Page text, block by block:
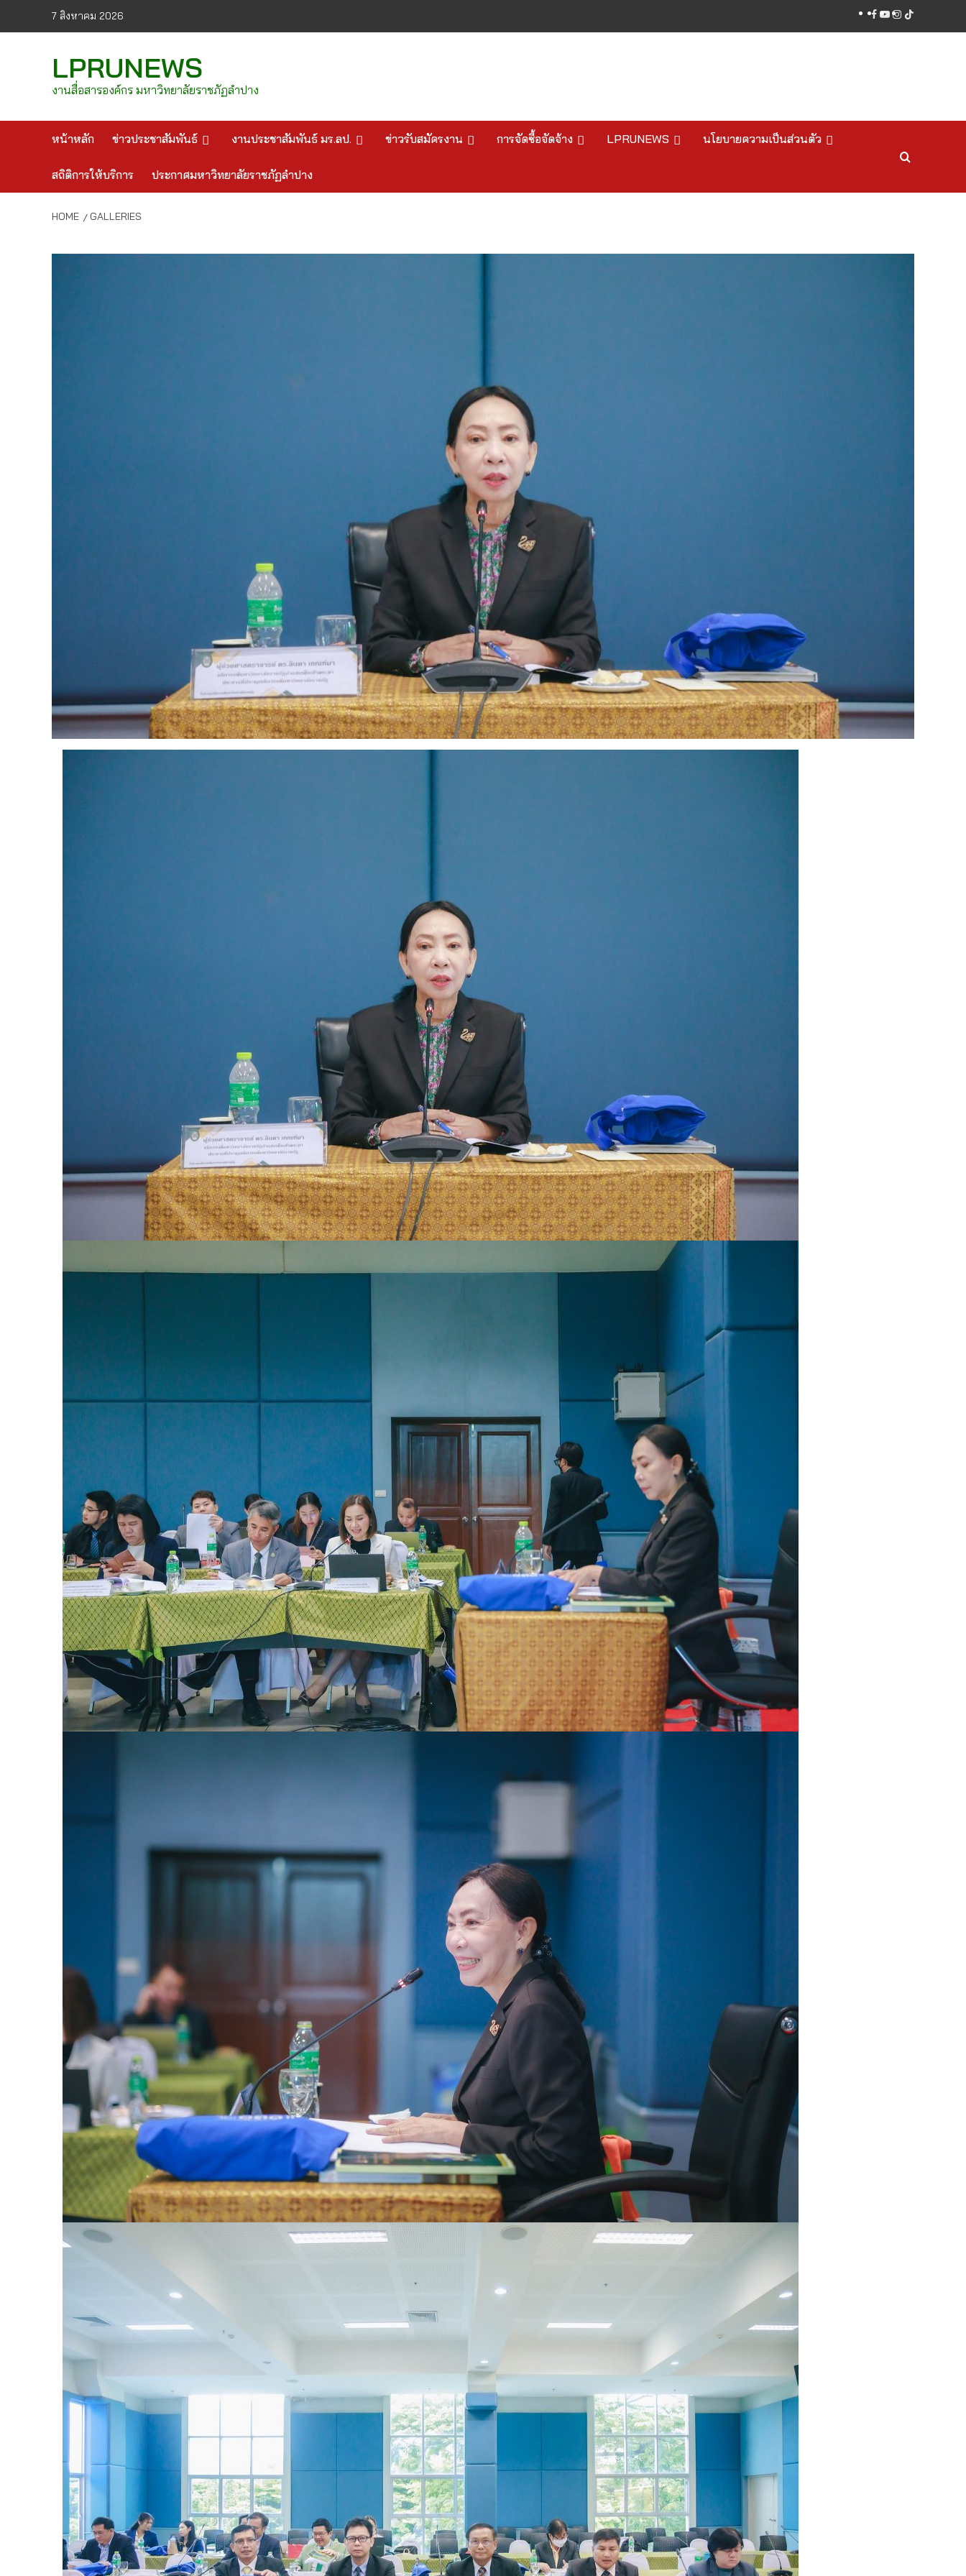
7 สิงหาคม 2026 facebook
youtube
instagram
tiktok
LPRUNEWS
งานสื่อสารองค์กร มหาวิทยาลัยราชภัฏลำปาง
หน้าหลัก ข่าวประชาสัมพันธ์ งานประชาสัมพันธ์ มร.ลป. ข่าวรับสมัครงาน การจัดซื้อจัดจ้าง LPRUNEWS นโยบายความเป็นส่วนตัว
สถิติการให้บริการ ประกาศมหาวิทยาลัยราชภัฏลำปาง
HOME GALLERIES